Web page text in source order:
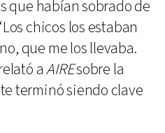
que habían sobrado de
chicos los estaban
que me los llevaba.
aAIREsobre la
terminó siendo clave